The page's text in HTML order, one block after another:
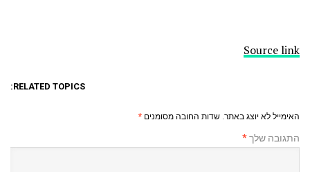
Source link
RELATED TOPICS:
האימייל לא יוצג באתר. שדות החובה מסומנים *
התגובה שלך*